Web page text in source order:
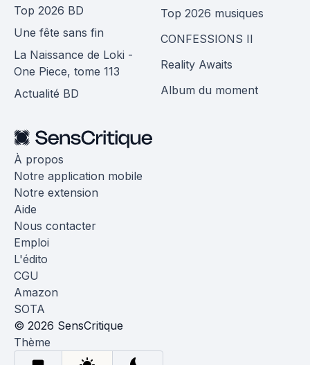
Top 2026 BD
Une fête sans fin
La Naissance de Loki -
One Piece, tome 113
Actualité BD
Top 2026 musiques
CONFESSIONS II
Reality Awaits
Album du moment
À propos
Notre application mobile
Notre extension
Aide
Nous contacter
Emploi
L'édito
CGU
Amazon
SOTA
© 2026 SensCritique
Thème